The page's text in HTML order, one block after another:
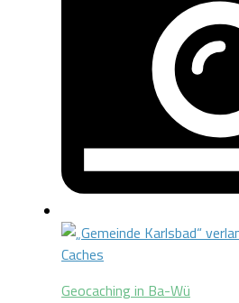
Geocaching in Ba-Wü